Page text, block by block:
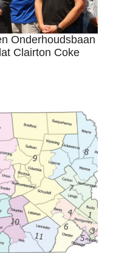
Onderhoudsbaan
Clairton Coke